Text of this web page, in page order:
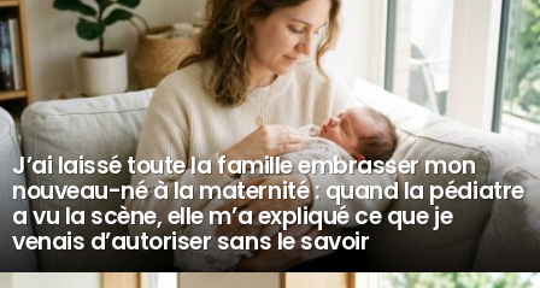
J’ai laissé toute la famille embrasser mon
nouveau-né à la maternité : quand la pédiatre
a vu la scène, elle m’a expliqué ce que je
venais d’autoriser sans le savoir